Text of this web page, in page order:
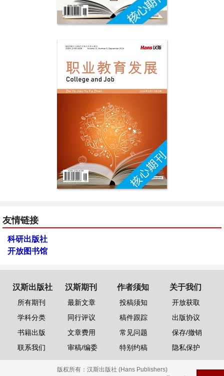
友情链接
科研出版社
开放图书馆
汉斯出版社
所有期刊
学科分类
书籍出版
联系我们
汉斯期刊
最新文章
同行评议
文章费用
审稿/编委
作者须知
投稿须知
稿件跟踪
常见问题
特别约稿
关于我们
开放获取
出版协议
保存/撤销
隐私保护
版权所有： 汉斯出版社 (Hans Publishers)